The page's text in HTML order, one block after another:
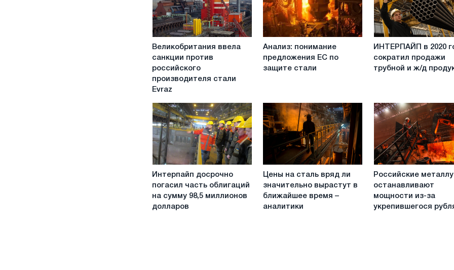
Великобритания
санкции
против
российского
стали
Evraz
Великобритания ввела
санкции против
российского
производителя стали
Evraz
Анализ:
предложения
стали
Анализ: понимание
предложения ЕС по
защите стали
ИНТЕРПАЙП
2020
году
трубной
и
продукции
ИНТЕРПАЙП в 2020
сократил продажи
трубной и ж/д
Интерпайп
досрочно
часть
облигаций
Интерпайп досрочно
погасил часть облигаций
на сумму 98,5 миллионов
долларов
Цены
на
сталь
Цены на сталь вряд ли
значительно вырастут в
ближайшее время –
аналитики
Российские
мощности
из-
Российские
останавливают
мощности из-за
укрепившегося